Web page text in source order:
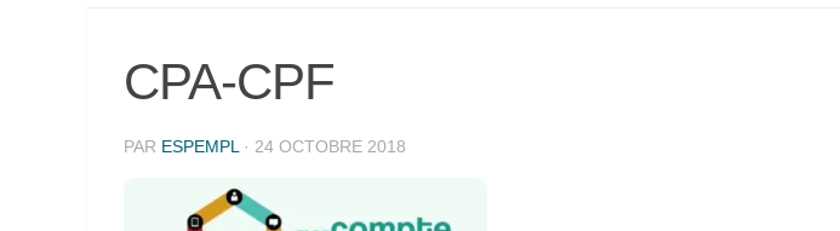
CPA-CPF
PAR ESPEMPL · 24 OCTOBRE 2018